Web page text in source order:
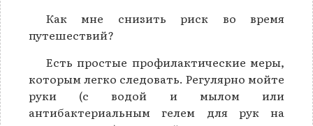
Как мне снизить риск во время
путешествий?
Есть простые профилактические меры,
которым легко следовать. Регулярно мойте
руки (с водой и мылом или
антибактериальным гелем для рук на